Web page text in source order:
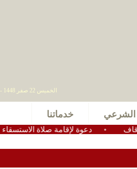
الخميس 22 صفر 1448 - 06 أغسطس 2026 , آخر تحديث : 2025-11-24 15:28:49
الشرعي خدماتنا
دعوة لإقامة صلاة الاستسقاء في •